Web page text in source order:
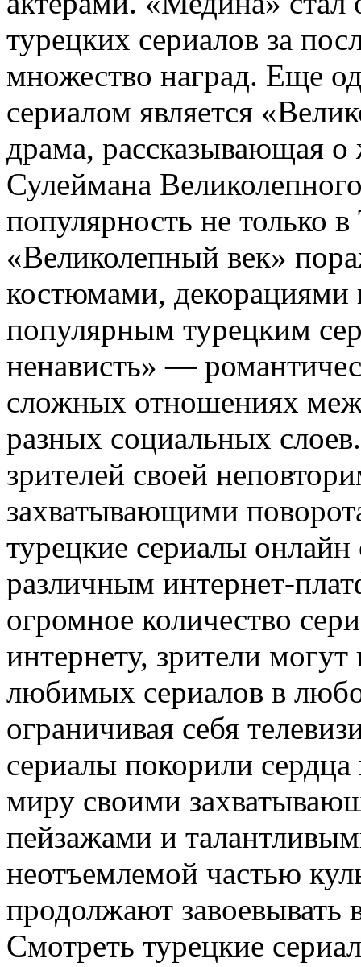
турецких сериалов за
множество наград. Еще
сериалом является
драма, рассказывающая о
Сулеймана
популярность не только
«Великолепный век»
костюмами,
популярным турецким
ненависть» —
сложных отношениях
разных социальных
зрителей своей
захватывающими
турецкие сериалы онлайн
различным интернет-
огромное количество
интернету, зрители
любимых сериалов в
ограничивая себя
сериалы покорили
миру своими
пейзажами и
неотъемлемой частью
продолжают завоевывать
Смотреть турецкие